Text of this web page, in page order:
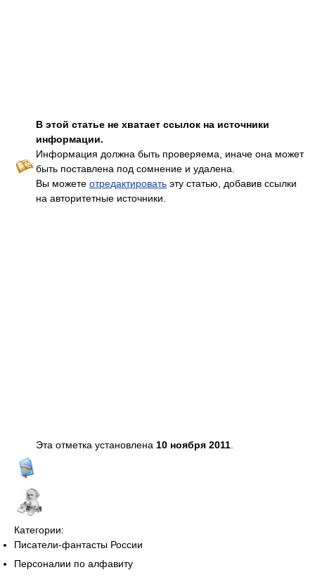
В этой статье не хватает ссылок на источники
информации.
Информация должна быть проверяема, иначе она может
быть поставлена под сомнение и удалена.
Вы можете отредактировать эту статью, добавив ссылки
на авторитетные источники.
Эта отметка установлена 10 ноября 2011
Категории:
Писатели-фантасты России
Персоналии по алфавиту